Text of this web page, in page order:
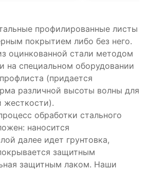
профилированные листы
покрытием либо без него.
оцинкованной стали методом
на специальном оборудовании
(придается
различной высоты волны для
жесткости).
обработки стального
наносится
далее идет грунтовка,
защитным
защитным лаком. Наши